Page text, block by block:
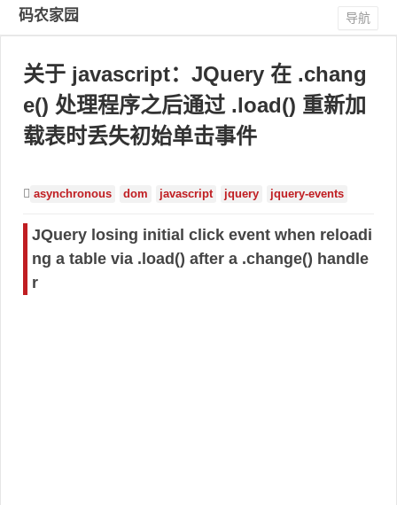
码农家园 导航
关于 javascript：JQuery 在 .chang
e() 处理程序之后通过 .load() 重新加
载表时丢失初始单击事件
asynchronous dom javascript jquery jquery-events
JQuery losing initial click event when reloadi
ng a table via .load() after a .change() handle
r